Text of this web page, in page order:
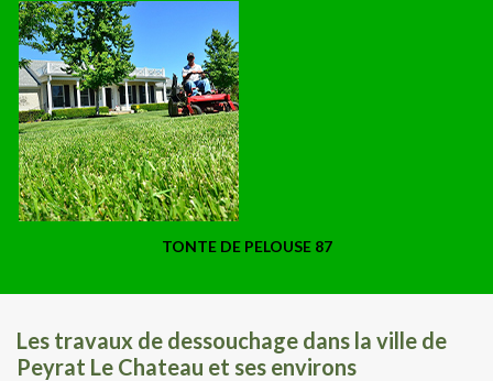
TONTE DE PELOUSE 87
Les travaux de dessouchage dans la ville de
Peyrat Le Chateau et ses environs